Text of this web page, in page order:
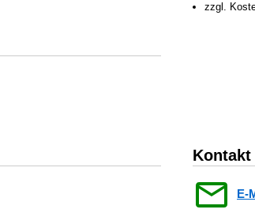
zzgl.
Kontakt
E-